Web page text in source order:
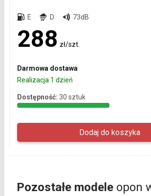
E D 73dB
288 zł/szt.
Darmowa dostawa
Realizacja 1 dzień
Dostępność: 30 sztuk
Pozostałe modeleopon